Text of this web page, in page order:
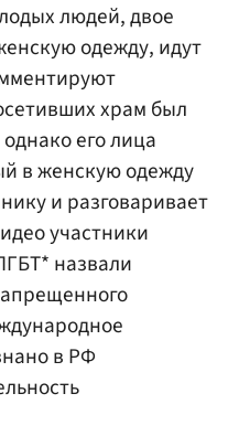
людей, двое
одежду, идут
храм был
его лица
в женскую одежду
и разговаривает
участники
назвали
в РФ